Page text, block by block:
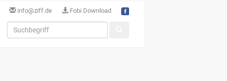
info@ziff.de Fobi Download